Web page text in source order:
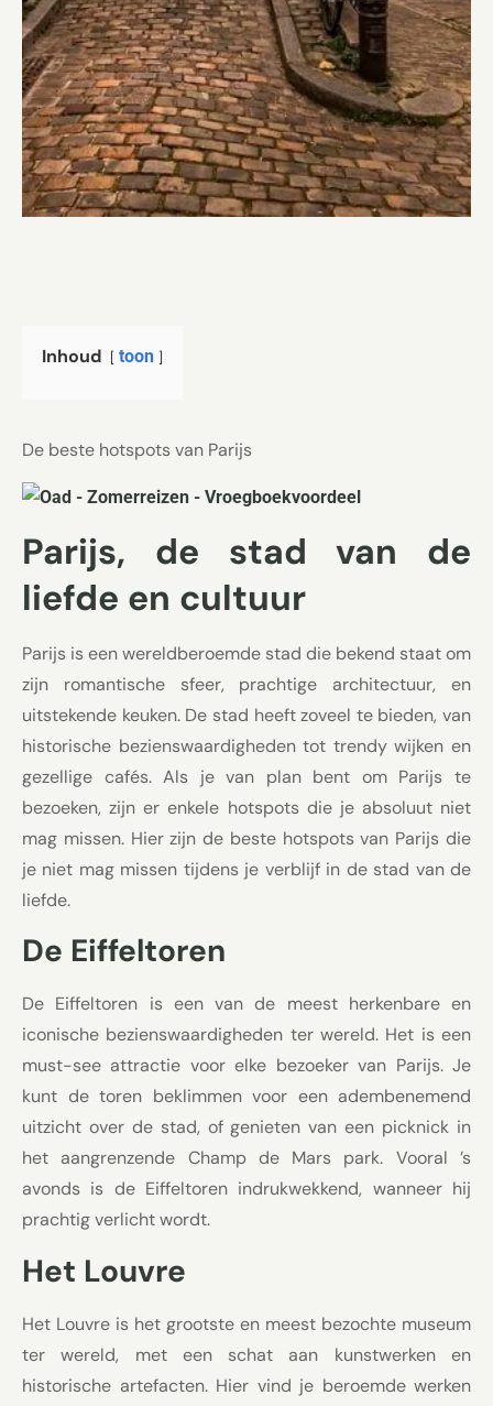
Inhoud toon
De beste hotspots van Parijs
Parijs, de stad van de
liefde en cultuur
Parijs is een wereldberoemde stad die bekend staat om
zijn romantische sfeer, prachtige architectuur, en
uitstekende keuken. De stad heeft zoveel te bieden, van
historische bezienswaardigheden tot trendy wijken en
gezellige cafés. Als je van plan bent om Parijs te
bezoeken, zijn er enkele hotspots die je absoluut niet
mag missen. Hier zijn de beste hotspots van Parijs die
je niet mag missen tijdens je verblijf in de stad van de
liefde.
De Eiffeltoren
De Eiffeltoren is een van de meest herkenbare en
iconische bezienswaardigheden ter wereld. Het is een
must-see attractie voor elke bezoeker van Parijs. Je
kunt de toren beklimmen voor een adembenemend
uitzicht over de stad, of genieten van een picknick in
het aangrenzende Champ de Mars park. Vooral ’s
avonds is de Eiffeltoren indrukwekkend, wanneer hij
prachtig verlicht wordt.
Het Louvre
Het Louvre is het grootste en meest bezochte museum
ter wereld, met een schat aan kunstwerken en
historische artefacten. Hier vind je beroemde werken